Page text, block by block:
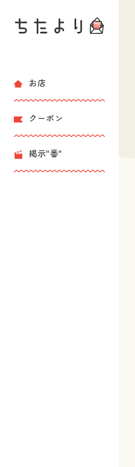
お店
クーポン
掲示"番"